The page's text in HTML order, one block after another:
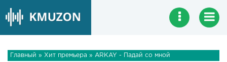
Главный » Хит премьера » ARKAY - Падай со мной